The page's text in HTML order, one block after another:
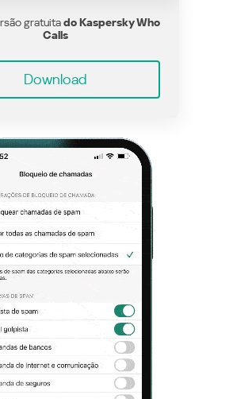
gratuitado Kaspersky Who
Calls
Download